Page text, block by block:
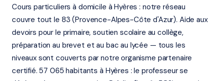
Cours particuliers à domicile à Hyères : notre réseau
couvre tout le 83 (Provence-Alpes-Côte d'Azur). Aide aux
devoirs pour le primaire, soutien scolaire au collège,
préparation au brevet et au bac au lycée — tous les
niveaux sont couverts par notre organisme partenaire
certifié. 57 065 habitants à Hyères : le professeur se